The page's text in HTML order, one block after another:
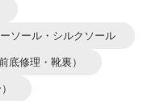
ソール・シルクソール
底修理・靴裏）